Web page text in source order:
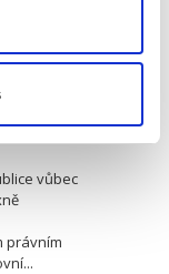
vůbec
právním